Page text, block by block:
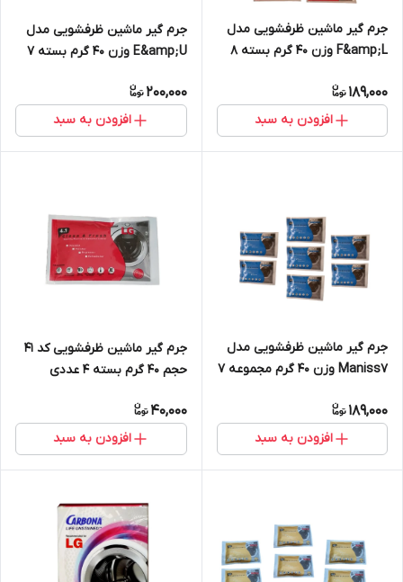
جرم گیر ماشین ظرفشویی مدل
F&amp;L وزن 40 گرم بسته 8
189,000
افزودن به سبد
جرم گیر ماشین ظرفشویی مدل
E&amp;U وزن 40 گرم بسته 7
200,000
افزودن به سبد
جرم گیر ماشین ظرفشویی مدل
Maniss7 وزن 40 گرم مجموعه 7
189,000
افزودن به سبد
جرم گیر ماشین ظرفشویی کد 41
حجم 40 گرم بسته 4 عددی
40,000
افزودن به سبد